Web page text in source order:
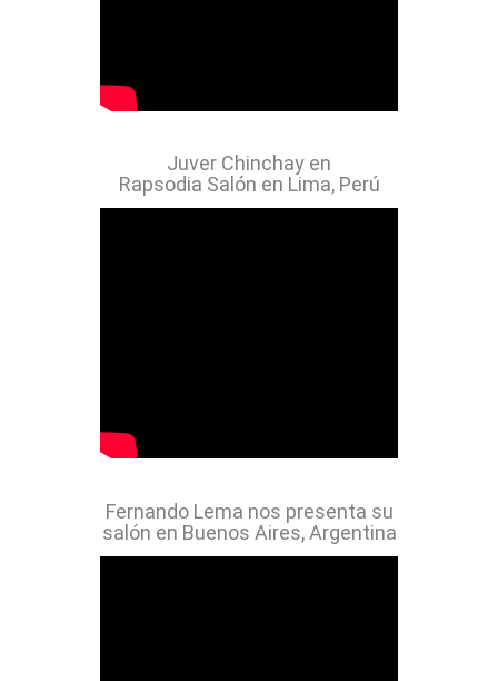
Juver Chinchay en
Rapsodia Salón en Lima, Perú
Fernando Lema nos presenta su
salón en Buenos Aires, Argentina